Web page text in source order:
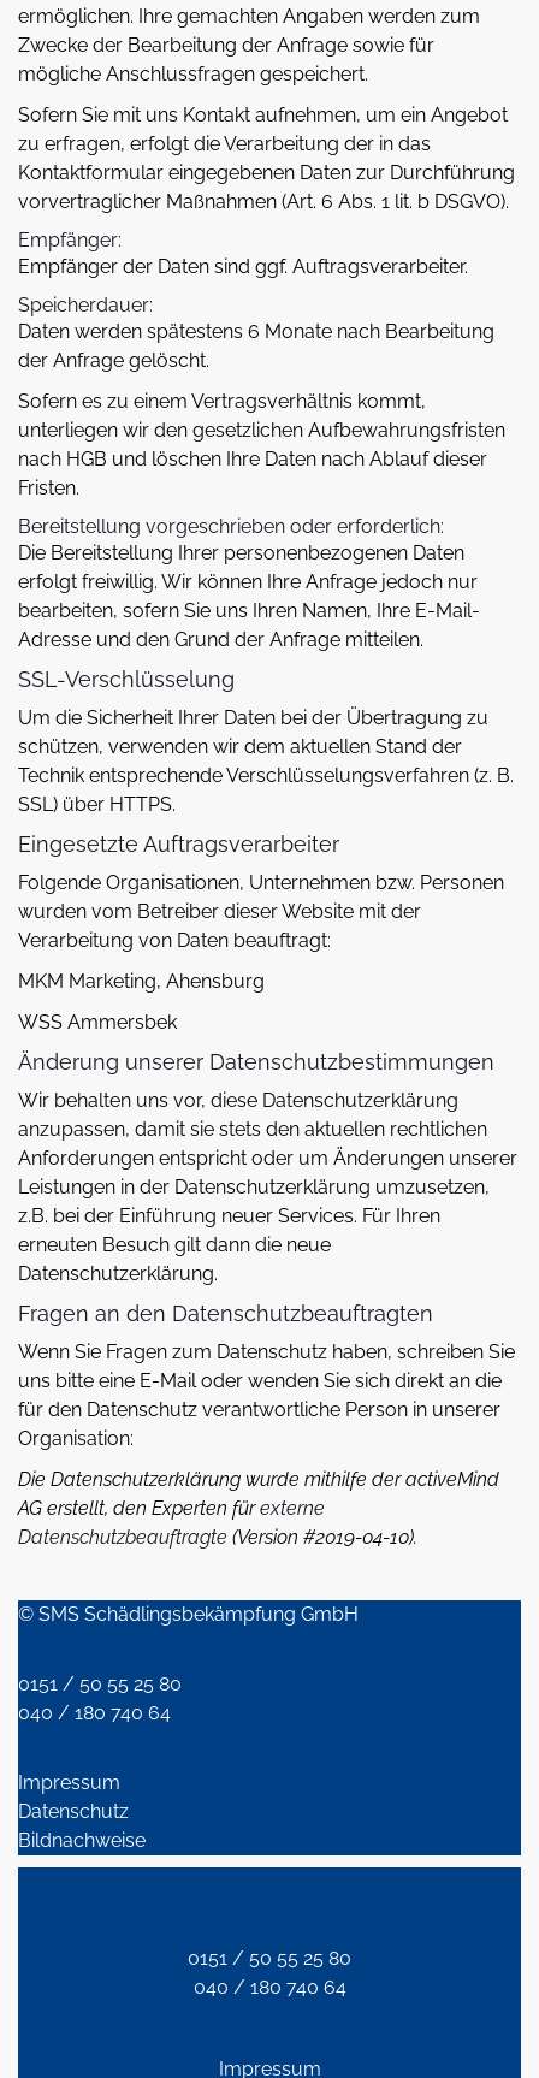
ermöglichen. Ihre gemachten Angaben werden zum
Zwecke der Bearbeitung der Anfrage sowie für
mögliche Anschlussfragen gespeichert.
Sofern Sie mit uns Kontakt aufnehmen, um ein Angebot
zu erfragen, erfolgt die Verarbeitung der in das
Kontaktformular eingegebenen Daten zur Durchführung
vorvertraglicher Maßnahmen (Art. 6 Abs. 1 lit. b DSGVO).
Empfänger:
Empfänger der Daten sind ggf. Auftragsverarbeiter.
Speicherdauer:
Daten werden spätestens 6 Monate nach Bearbeitung
der Anfrage gelöscht.
Sofern es zu einem Vertragsverhältnis kommt,
unterliegen wir den gesetzlichen Aufbewahrungsfristen
nach HGB und löschen Ihre Daten nach Ablauf dieser
Fristen.
Bereitstellung vorgeschrieben oder erforderlich:
Die Bereitstellung Ihrer personenbezogenen Daten
erfolgt freiwillig. Wir können Ihre Anfrage jedoch nur
bearbeiten, sofern Sie uns Ihren Namen, Ihre E-Mail-
Adresse und den Grund der Anfrage mitteilen.
SSL-Verschlüsselung
Um die Sicherheit Ihrer Daten bei der Übertragung zu
schützen, verwenden wir dem aktuellen Stand der
Technik entsprechende Verschlüsselungsverfahren (z. B.
SSL) über HTTPS.
Eingesetzte Auftragsverarbeiter
Folgende Organisationen, Unternehmen bzw. Personen
wurden vom Betreiber dieser Website mit der
Verarbeitung von Daten beauftragt:
MKM Marketing, Ahensburg
WSS Ammersbek
Änderung unserer Datenschutzbestimmungen
Wir behalten uns vor, diese Datenschutzerklärung
anzupassen, damit sie stets den aktuellen rechtlichen
Anforderungen entspricht oder um Änderungen unserer
Leistungen in der Datenschutzerklärung umzusetzen,
z.B. bei der Einführung neuer Services. Für Ihren
erneuten Besuch gilt dann die neue
Datenschutzerklärung.
Fragen an den Datenschutzbeauftragten
Wenn Sie Fragen zum Datenschutz haben, schreiben Sie
uns bitte eine E-Mail oder wenden Sie sich direkt an die
für den Datenschutz verantwortliche Person in unserer
Organisation:
Die Datenschutzerklärung wurde mithilfe der activeMind
AG erstellt, den Experten fürexterne
Datenschutzbeauftragte (Version #2019-04-10).
© SMS Schädlingsbekämpfung GmbH
0151 / 50 55 25 80
040 / 180 740 64
Impressum
Datenschutz
Bildnachweise
0151 / 50 55 25 80
040 / 180 740 64
Impressum